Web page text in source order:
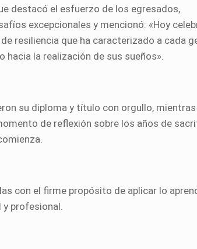
destacó el esfuerzo de los egresados,
excepcionales y mencionó: «Hoy
resiliencia que ha caracterizado a cada
la realización de sus sueños».
su diploma y título con orgullo,
de reflexión sobre los años de
con el firme propósito de aplicar lo
profesional.